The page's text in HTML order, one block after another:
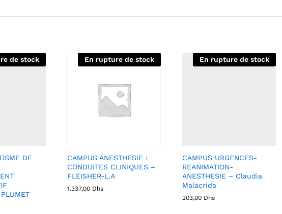
de stock
DE
En rupture de stock
CAMPUS ANESTHESIE :
CONDUITES CLINIQUES –
FLEISHER-L.A
1.337,00 Dhs
En rupture de stock
CAMPUS URGENCES-
REANIMATION-
ANESTHESIE – Claudia
Malacrida
203,00 Dhs